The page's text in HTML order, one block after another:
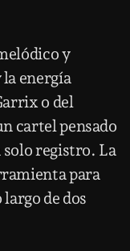
y
energía
o del
cartel pensado
solo registro. La
para
de dos